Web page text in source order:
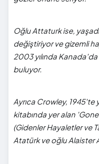
Oğlu Attaturk ise,
değiştiriyor ve gizemli
2003 yılında
buluyor.
Ayrıca Crowley, 1945'te
kitabında yer alan
(Gidenler Hayaletler ve
Atatürk ve oğlu Alaister